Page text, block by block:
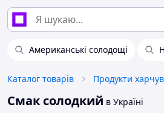
Американські солодощі
Каталог товарів Продукти
Смак солодкий в Україні